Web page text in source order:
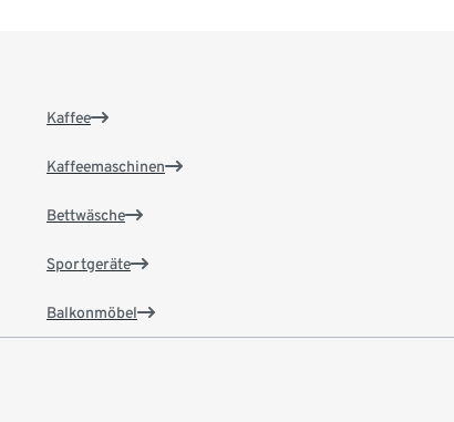
Kaffee
Kaffeemaschinen
Bettwäsche
Sportgeräte
Balkonmöbel